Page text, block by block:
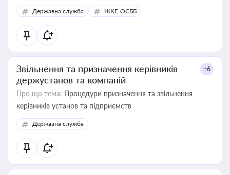
Державна служба ЖКГ, ОСББ
Звільнення та призначення керівників
держустанов та компаній
+6
Про що тема: Процедури призначення та звільнення
керівників установ та підприємств
Державна служба